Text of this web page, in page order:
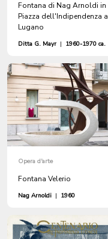
Fontana di Nag Arnoldi in
Piazza dell'Indipendenza a
Lugano
Ditta G. Mayr | 1960-1970 ca.
Opera d'arte
Fontana Velerio
Nag Arnoldi | 1960